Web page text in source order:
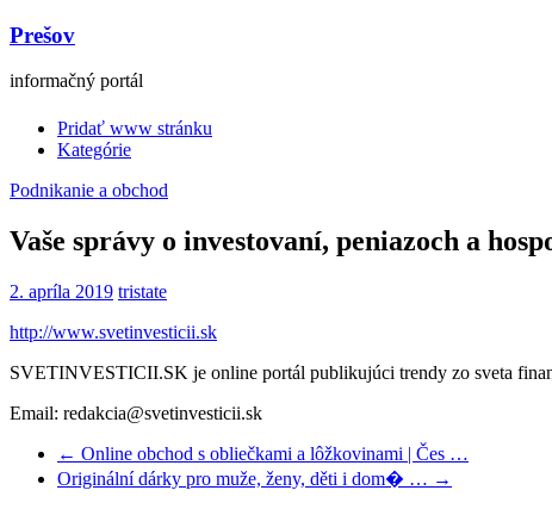
Prešov
informačný portál
Pridať www stránku
Kategórie
Podnikanie a obchod
Vaše správy o investovaní, peniazoch a
2. apríla 2019 tristate
http://www.svetinvesticii.sk
SVETINVESTICII.SK je online portál publikujúci trendy zo sveta
Email: redakcia@svetinvesticii.sk
← Online obchod s obliečkami a lôžkovinami | Čes …
Originální dárky pro muže, ženy, děti i dom� … →